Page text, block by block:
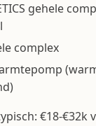
gehele
complex
€18-€32k